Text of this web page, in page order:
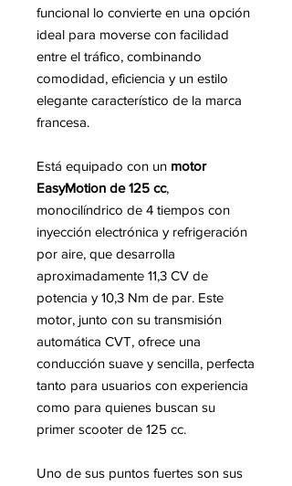
funcional lo convierte en una opción
ideal para moverse con facilidad
entre el tráfico, combinando
comodidad, eficiencia y un estilo
elegante característico de la marca
francesa.
Está equipado con un motor
EasyMotion de 125 cc,
monocilíndrico de 4 tiempos con
inyección electrónica y refrigeración
por aire, que desarrolla
aproximadamente 11,3 CV de
potencia y 10,3 Nm de par. Este
motor, junto con su transmisión
automática CVT, ofrece una
conducción suave y sencilla, perfecta
tanto para usuarios con experiencia
como para quienes buscan su
primer scooter de 125 cc.
Uno de sus puntos fuertes son sus